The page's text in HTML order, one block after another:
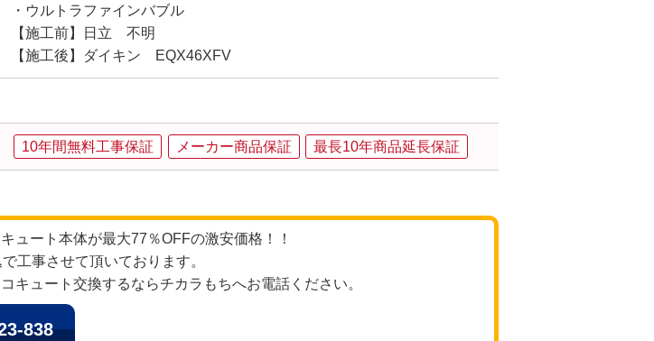
・ウルトラファインバブル
【施工前】日立 不明
【施工後】ダイキン EQX46XFV
10年間無料工事保証 メーカー商品保証 最長10年商品延長保証
ュート本体が最大77％OFFの激安価格！！
工事させて頂いております。
キュート交換するならチカラもちへお電話ください。
838